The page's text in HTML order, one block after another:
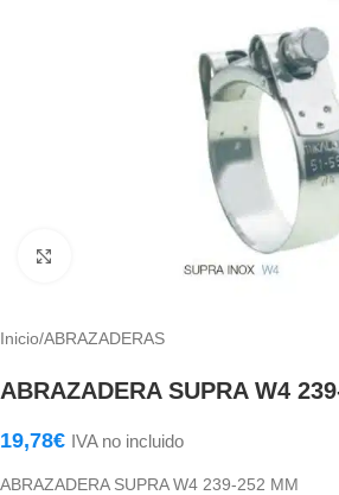
Haga Click para agrandar
Inicio/ABRAZADERAS
ABRAZADERA SUPRA W4
19,78€ IVA no incluido
ABRAZADERA SUPRA W4 239-252 MM